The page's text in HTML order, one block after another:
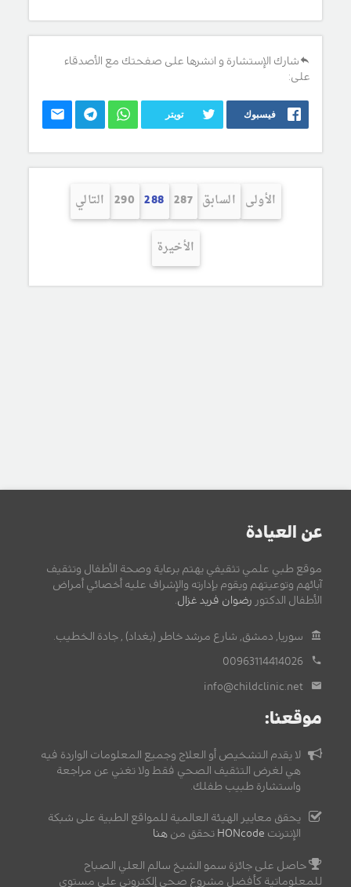
شارك الإستشارة و انشرها على صفحتك مع الأصدقاء
على:
فيسبوك تويتر
الأولى السابق 287
288
290 التالي
الأخيرة
عن العيادة
موقع طبي علمي تثقيفي يهتم برعاية وصحة الأطفال وتثقيف
آبائهم وتوعيتهم ويقوم بإدارته والإشراف عليه أخصائي أمراض
الأطفال الدكتور رضوان فريد غزال.
سوريا, دمشق, شارع مرشد خاطر (بغداد) , جادة الخطيب.
00963114414026
info@childclinic.net
موقعنا:
لا يقدم التشخيص أو العلاج وجميع المعلومات الواردة فيه
هي لغرض التثقيف الصحي فقط ولا تغني عن مراجعة
واستشارة طبيب طفلك.
يحقق معايير الهيئة العالمية للمواقع الطبية على شبكة
الإنترنت HONcode تحقق من هنا
حاصل على جائزة سمو الشيخ سالم العلي الصباح
للمعلوماتية كأفضل مشروع صحي إلكتروني على مستوى